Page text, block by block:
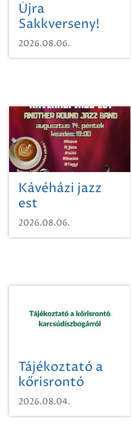
Újra
Sakkverseny!
2026.08.06.
Kávéházi jazz
est
2026.08.06.
Tájékoztató a
kőrisrontó
karcsúdíszbogárról
2026.08.04.